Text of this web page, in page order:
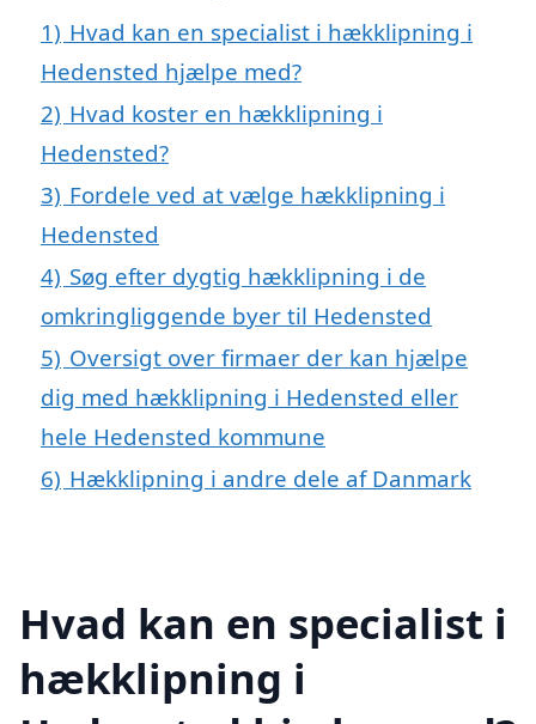
1) Hvad kan en specialist i hækklipning i
Hedensted hjælpe med?
2) Hvad koster en hækklipning i
Hedensted?
3) Fordele ved at vælge hækklipning i
Hedensted
4) Søg efter dygtig hækklipning i de
omkringliggende byer til Hedensted
5) Oversigt over firmaer der kan hjælpe
dig med hækklipning i Hedensted eller
hele Hedensted kommune
6) Hækklipning i andre dele af Danmark
Hvad kan en specialist i
hækklipning i